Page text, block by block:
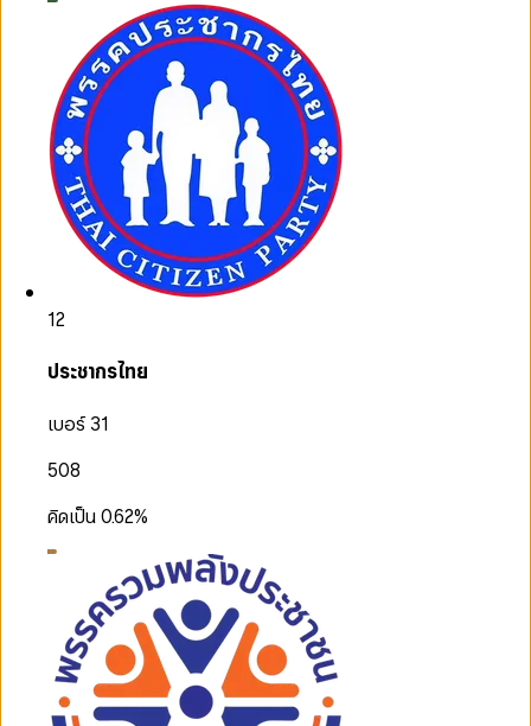
12
ประชากรไทย
เบอร์ 31
508
คิดเป็น0.62%